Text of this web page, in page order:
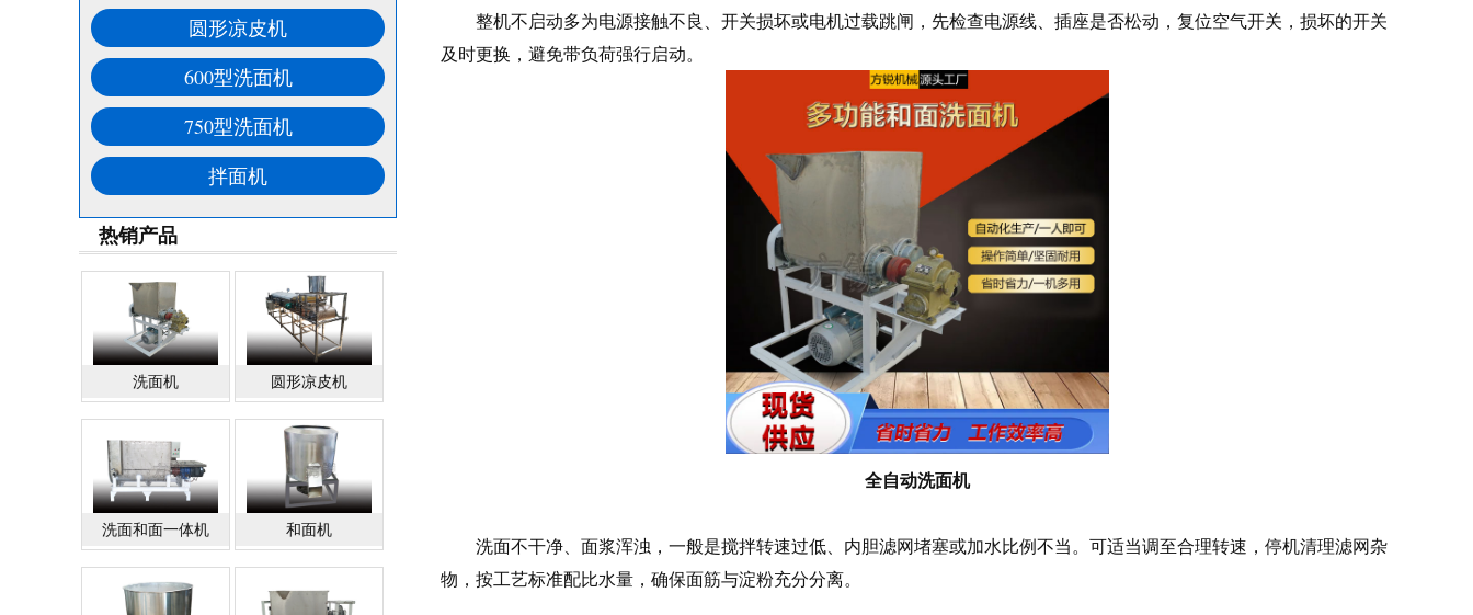
圆形凉皮机
600型洗面机
750型洗面机
拌面机
热销产品
洗面机 圆形凉皮机
洗面和面一体机 和面机
整机不启动多为电源接触不良、开关损坏或电机过载跳闸，先检查电源线、插座是否松动，复位空气开关，损坏的开关
及时更换，避免带负荷强行启动。
全自动洗面机
洗面不干净、面浆浑浊，一般是搅拌转速过低、内胆滤网堵塞或加水比例不当。可适当调至合理转速，停机清理滤网杂
物，按工艺标准配比水量，确保面筋与淀粉充分分离。